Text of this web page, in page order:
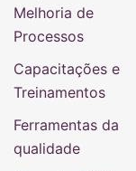
Melhoria de
Processos
Capacitações e
Treinamentos
Ferramentas da
qualidade